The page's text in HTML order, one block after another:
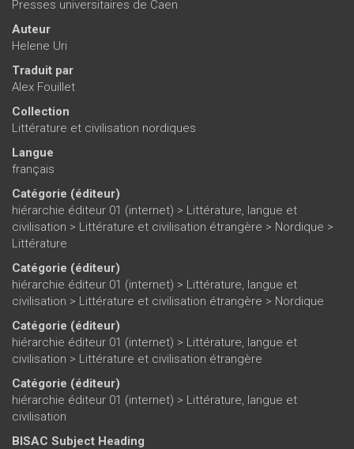
Presses universitaires de Caen
Auteur
Helene Uri
Traduit par
Alex Fouillet
Collection
Littérature et civilisation nordiques
Langue
français
Catégorie (éditeur)
hiérarchie éditeur 01 (internet) > Littérature, langue et
civilisation > Littérature et civilisation étrangère > Nordique >
Littérature
Catégorie (éditeur)
hiérarchie éditeur 01 (internet) > Littérature, langue et
civilisation > Littérature et civilisation étrangère > Nordique
Catégorie (éditeur)
hiérarchie éditeur 01 (internet) > Littérature, langue et
civilisation > Littérature et civilisation étrangère
Catégorie (éditeur)
hiérarchie éditeur 01 (internet) > Littérature, langue et
civilisation
BISAC Subject Heading